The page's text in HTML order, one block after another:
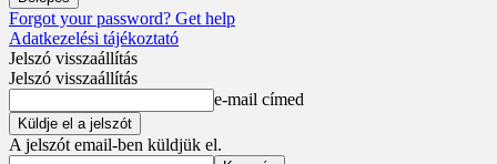
Forgot your password? Get help
Adatkezelési tájékoztató
Jelszó visszaállítás
Jelszó visszaállítás
e-mail címed
A jelszót email-ben küldjük el.